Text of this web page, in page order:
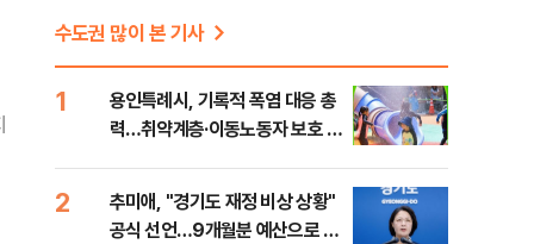
수도권 많이 본 기사
1
용인특례시, 기록적 폭염 대응 총
력…취약계층·이동노동자 보호 강
2
추미애, "경기도 재정 비상 상황"
공식 선언…9개월분 예산으로 민